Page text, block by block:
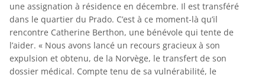
une assignation à résidence en décembre. Il est transféré
dans le quartier du Prado. C’est à ce moment-là qu’il
rencontre Catherine Berthon, une bénévole qui tente de
l’aider. « Nous avons lancé un recours gracieux à son
expulsion et obtenu, de la Norvège, le transfert de son
dossier médical. Compte tenu de sa vulnérabilité, le